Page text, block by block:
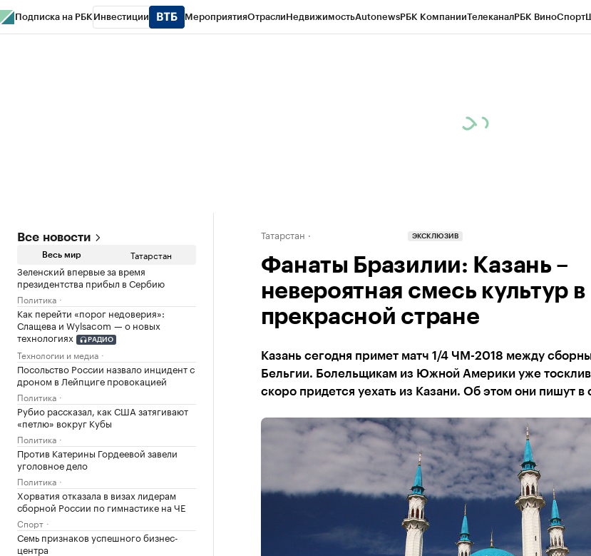
Подписка на РБК Инвестиции МероприятияОтраслиНедвижимостьAutonewsРБК КомпанииТелеканалРБК ВиноСпорт
Все новости
Весь мир Татарстан
Зеленский впервые за время
президентства прибыл в Сербию
Политика
Как перейти «порог недоверия»:
Слащева и Wylsacom — о новых
технологиях
РАДИО
Технологии и медиа
Посольство России назвало инцидент с
дроном в Лейпциге провокацией
Политика
Рубио рассказал, как США затягивают
«петлю» вокруг Кубы
Политика
Против Катерины Гордеевой завели
уголовное дело
Политика
Хорватия отказала в визах лидерам
сборной России по гимнастике на ЧЕ
Спорт
Семь признаков успешного бизнес-
центра
Татарстан ЭКСКЛЮЗИВ
Фанаты Бразилии: Казань –
невероятная смесь культур в
прекрасной стране
Казань сегодня примет матч 1/4 ЧМ-2018 между
Бельгии. Болельщикам из Южной Америки уже
скоро придется уехать из Казани. Об этом они пишут в